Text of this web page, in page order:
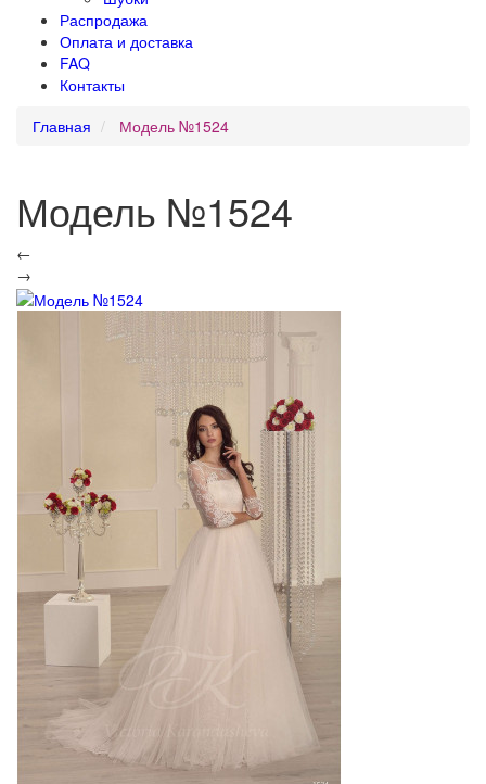
Распродажа
Оплата и доставка
FAQ
Контакты
Главная
Модель №1524
Модель №1524
←
→